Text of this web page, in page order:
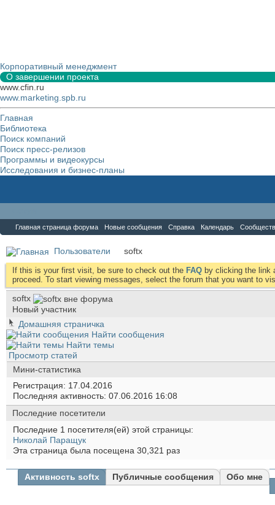
Корпоративный менеджмент
О завершении проекта
www.cfin.ru
www.marketing.spb.ru
Главная
Библиотека
Поиск компаний
Поиск пресс-релизов
Программы и видеокурсы
Исследования и бизнес-планы
Главная страница форума Новые сообщения Справка Календарь
Пользователи softx
If this is your first visit, be sure to check out the FAQ by clicking the link
proceed. To start viewing messages, select the forum that you want to
softx
Новый участник
Домашняя страничка
Найти сообщения
Найти темы
Просмотр статей
Мини-статистика
Регистрация
17.04.2016
Последняя активность 07.06.2016 16:08
Последние посетители
Последние 1 посетителя(ей) этой страницы:
Николай Паращук
Эта страница была посещена 30,321 раз
Активность softx Публичные сообщения Обо мне